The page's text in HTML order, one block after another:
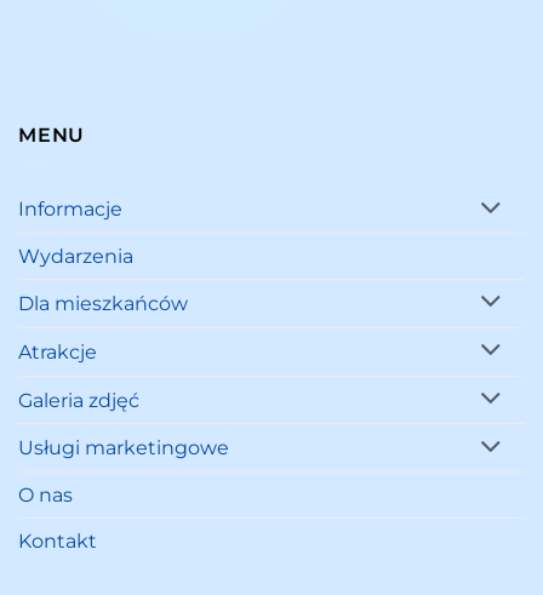
MENU
Informacje
Wydarzenia
Dla mieszkańców
Atrakcje
Galeria zdjęć
Usługi marketingowe
O nas
Kontakt